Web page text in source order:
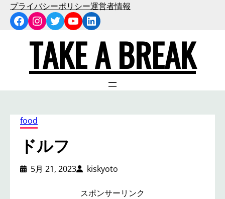
プライバシーポリシー運営者情報
Facebook
Instagram
Twitter
YouTube
LinkedIn
TAKE A BREAK
food
ドルフ
5月 21, 2023 kiskyoto
スポンサーリンク